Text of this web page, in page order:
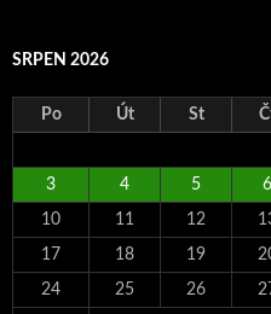
SRPEN 2026
Po Út St
3 4 5 6
10 11 12
17 18 19
24 25 26